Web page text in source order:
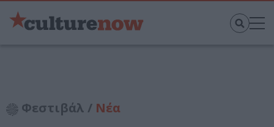
Φεστιβάλ / Νέα